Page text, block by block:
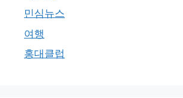
민심뉴스
여행
홍대클럽